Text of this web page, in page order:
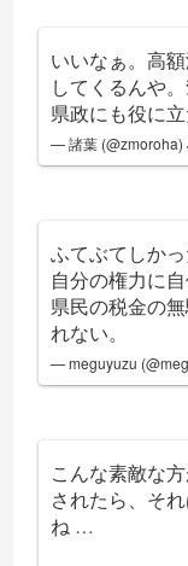
いいなぁ。高
してくるんや
県政にも役に
— 諸葉 (@zmoroha)
ふてぶてしかっ
自分の権力に
県民の税金の
れない。
— meguyuzu
こんな素敵な
されたら、そ
ね …